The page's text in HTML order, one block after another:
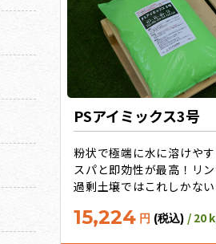
PSアイミックス3号
粉状で極端に水に溶けや
スパと即効性が最高！リ
過剰土壌ではこれしかな
（トマト・イチゴは2号を使
15,224 円 (税込) / 20